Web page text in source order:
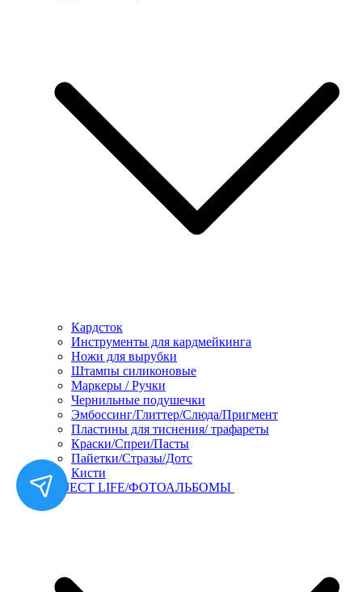
Кардсток
Инструменты для кардмейкинга
Ножи для вырубки
Штампы силиконовые
Маркеры / Ручки
Чернильные подушечки
Эмбоссинг/Глиттер/Слюда/Пригмент
Пластины для тиснения/ трафареты
Краски/Спреи/Пасты
Пайетки/Стразы/Дотс
Кисти
PROJECT LIFE/ФОТОАЛЬБОМЫ